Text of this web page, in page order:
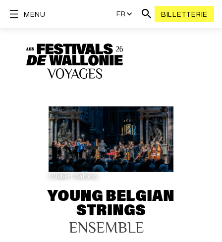
FR BILLETTERIE
MENU
©Hubert Batteux
YOUNG BELGIAN
STRINGS
ENSEMBLE